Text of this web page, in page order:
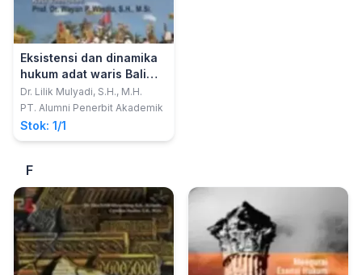
Eksistensi dan dinamika
hukum adat waris Bali
dalam perspektif
masyarakat dan putusan
pengadilan
Dr. Lilik Mulyadi, S.H., M.H.
PT. Alumni Penerbit Akademik
Stok: 1/1
F